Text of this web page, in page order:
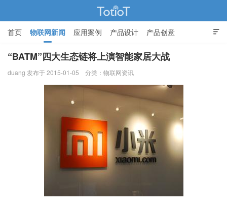
物联网的那些事 - Totiot

首页 物联网新闻 应用案例 产品设计 产品创意
智能家居
“BATM”四大生态链将上演智能家居大战
duang 发布于 2015-01-05 分类： 物联网资讯